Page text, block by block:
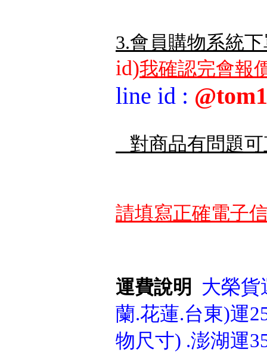
3.會員購物系統
id)我確認完會報
line id :
對商品有問題
請填寫正確電子
運費說明
大榮貨
蘭.花蓮.台東)運
物尺寸) .澎湖運